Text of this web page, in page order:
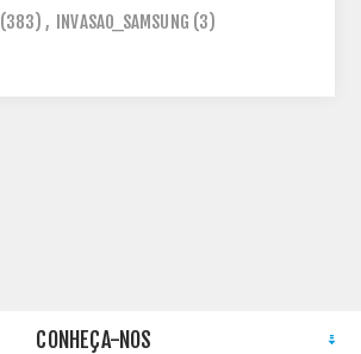
(383) , INVASAO_SAMSUNG (3)
CONHEÇA-NOS